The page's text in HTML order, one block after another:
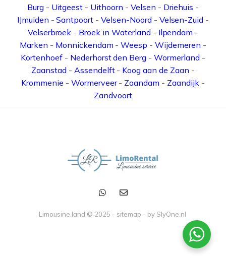
Burg- Uitgeest - Uithoorn - Velsen - Driehuis -
IJmuiden -Santpoort -Velsen-Noord - Velsen-Zuid -
Velserbroek - Broek in Waterland - Ilpendam -
Marken - Monnickendam -Weesp -Wijdemeren -
Kortenhoef- Nederhorst den Berg -Wormerland -
Zaanstad - Assendelft- Koog aan de Zaan -
Krommenie - Wormerveer- Zaandam - Zaandijk-
Zandvoort
Limousine.land © 2025 - sitemap - by SlyOne.nl